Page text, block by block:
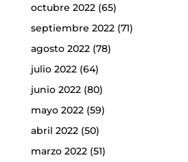
octubre 2022(65)
septiembre 2022(71)
agosto 2022(78)
julio 2022(64)
junio 2022(80)
mayo 2022(59)
abril 2022(50)
marzo 2022(51)